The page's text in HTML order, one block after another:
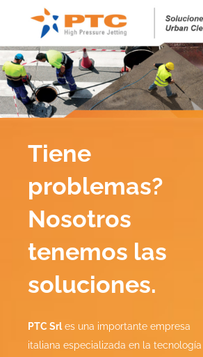
content
Tiene
problemas?
Nosotros
tenemos las
soluciones.
PTC Srles una importante empresa
italiana especializada en la tecnología